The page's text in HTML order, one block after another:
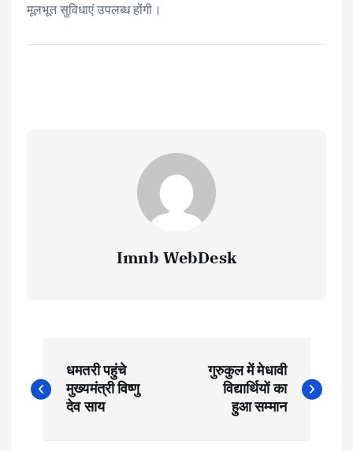
मूलभूत सुविधाएं उपलब्ध होंगी।
Imnb WebDesk
o
धमतरी पहुंचे
मुख्यमंत्री विष्णु
देव साय
गुरुकुल में मेधावी
विद्यार्थियों का
हुआ सम्मान